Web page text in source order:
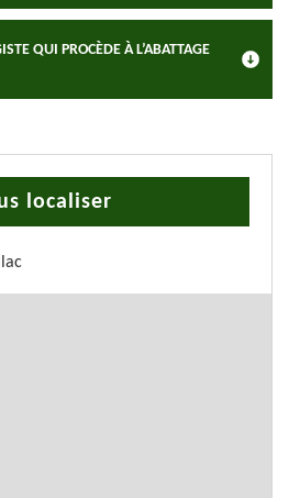
QUI PROCÈDE À L’ABATTAGE
localiser